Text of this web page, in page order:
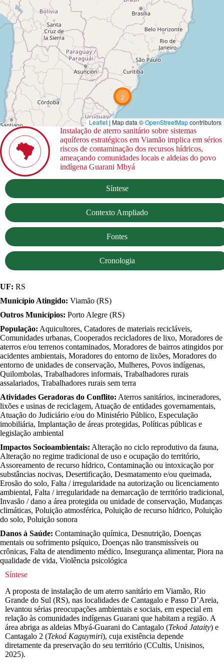
2
Leaflet | Map data ©OpenStreetMapcontributors
Instalação de aterro sanitário sobre sistemas
aquíferos estratégicos em Viamão implica em sérios
riscos de contaminação dos recursos hídricos,
ameaçando comunidades locais e aldeias do povo
indígena Guarani Mbyá
Síntese
Contexto Ampliado
Fontes
Cronologia
UF: RS
Município Atingido: Viamão (RS)
Outros Municípios: Porto Alegre (RS)
População: Aquicultores, Catadores de materiais recicláveis,
Comunidades urbanas, Cooperados recicladores de lixo, Moradores de
aterros e/ou terrenos contaminados, Moradores de bairros atingidos por
acidentes ambientais, Moradores do entorno de lixões, Moradores do
entorno de unidades de conservação, Mulheres, Povos indígenas,
Quilombolas, Trabalhadores informais, Trabalhadores rurais
assalariados, Trabalhadores rurais sem terra
Atividades Geradoras do Conflito: Aterros sanitários, incineradores,
lixões e usinas de reciclagem, Atuação de entidades governamentais,
Atuação do Judiciário e/ou do Ministério Público, Especulação
imobiliária, Implantação de áreas protegidas, Políticas públicas e
legislação ambiental
Impactos Socioambientais: Alteração no ciclo reprodutivo da fauna,
Alteração no regime tradicional de uso e ocupação do território,
Assoreamento de recurso hídrico, Contaminação ou intoxicação por
substâncias nocivas, Desertificação, Desmatamento e/ou queimada,
Erosão do solo, Falta / irregularidade na autorização ou licenciamento
ambiental, Falta / irregularidade na demarcação de território tradicional,
Invasão / dano a área protegida ou unidade de conservação, Mudanças
climáticas, Poluição atmosférica, Poluição de recurso hídrico, Poluição
do solo, Poluição sonora
Danos à Saúde: Contaminação química, Desnutrição, Doenças
mentais ou sofrimento psíquico, Doenças não transmissíveis ou
crônicas, Falta de atendimento médico, Insegurança alimentar, Piora na
qualidade de vida, Violência psicológica
Síntese
A proposta de instalação de um aterro sanitário em Viamão, Rio
Grande do Sul (RS), nas localidades de Cantagalo e Passo D’Areia,
levantou sérias preocupações ambientais e sociais, em especial em
relação às comunidades indígenas Guarani que habitam a região. A
área abriga as aldeias Mbyá-Guarani do Cantagalo (Tekoá Jataity) e
Cantagalo 2 (Tekoá Kaguymiri), cuja existência depende
diretamente da preservação do seu território (CCultis, Unisinos,
2025).